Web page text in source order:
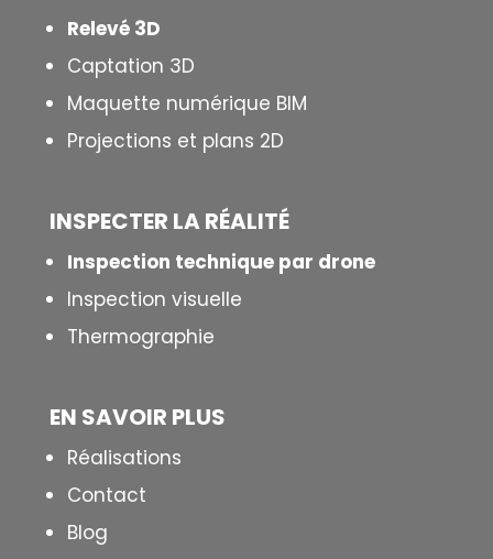
Relevé 3D
Captation 3D
Maquette numérique BIM
Projections et plans 2D
INSPECTER LA RÉALITÉ
Inspection technique par drone
Inspection visuelle
Thermographie
EN SAVOIR PLUS
Réalisations
Contact
Blog